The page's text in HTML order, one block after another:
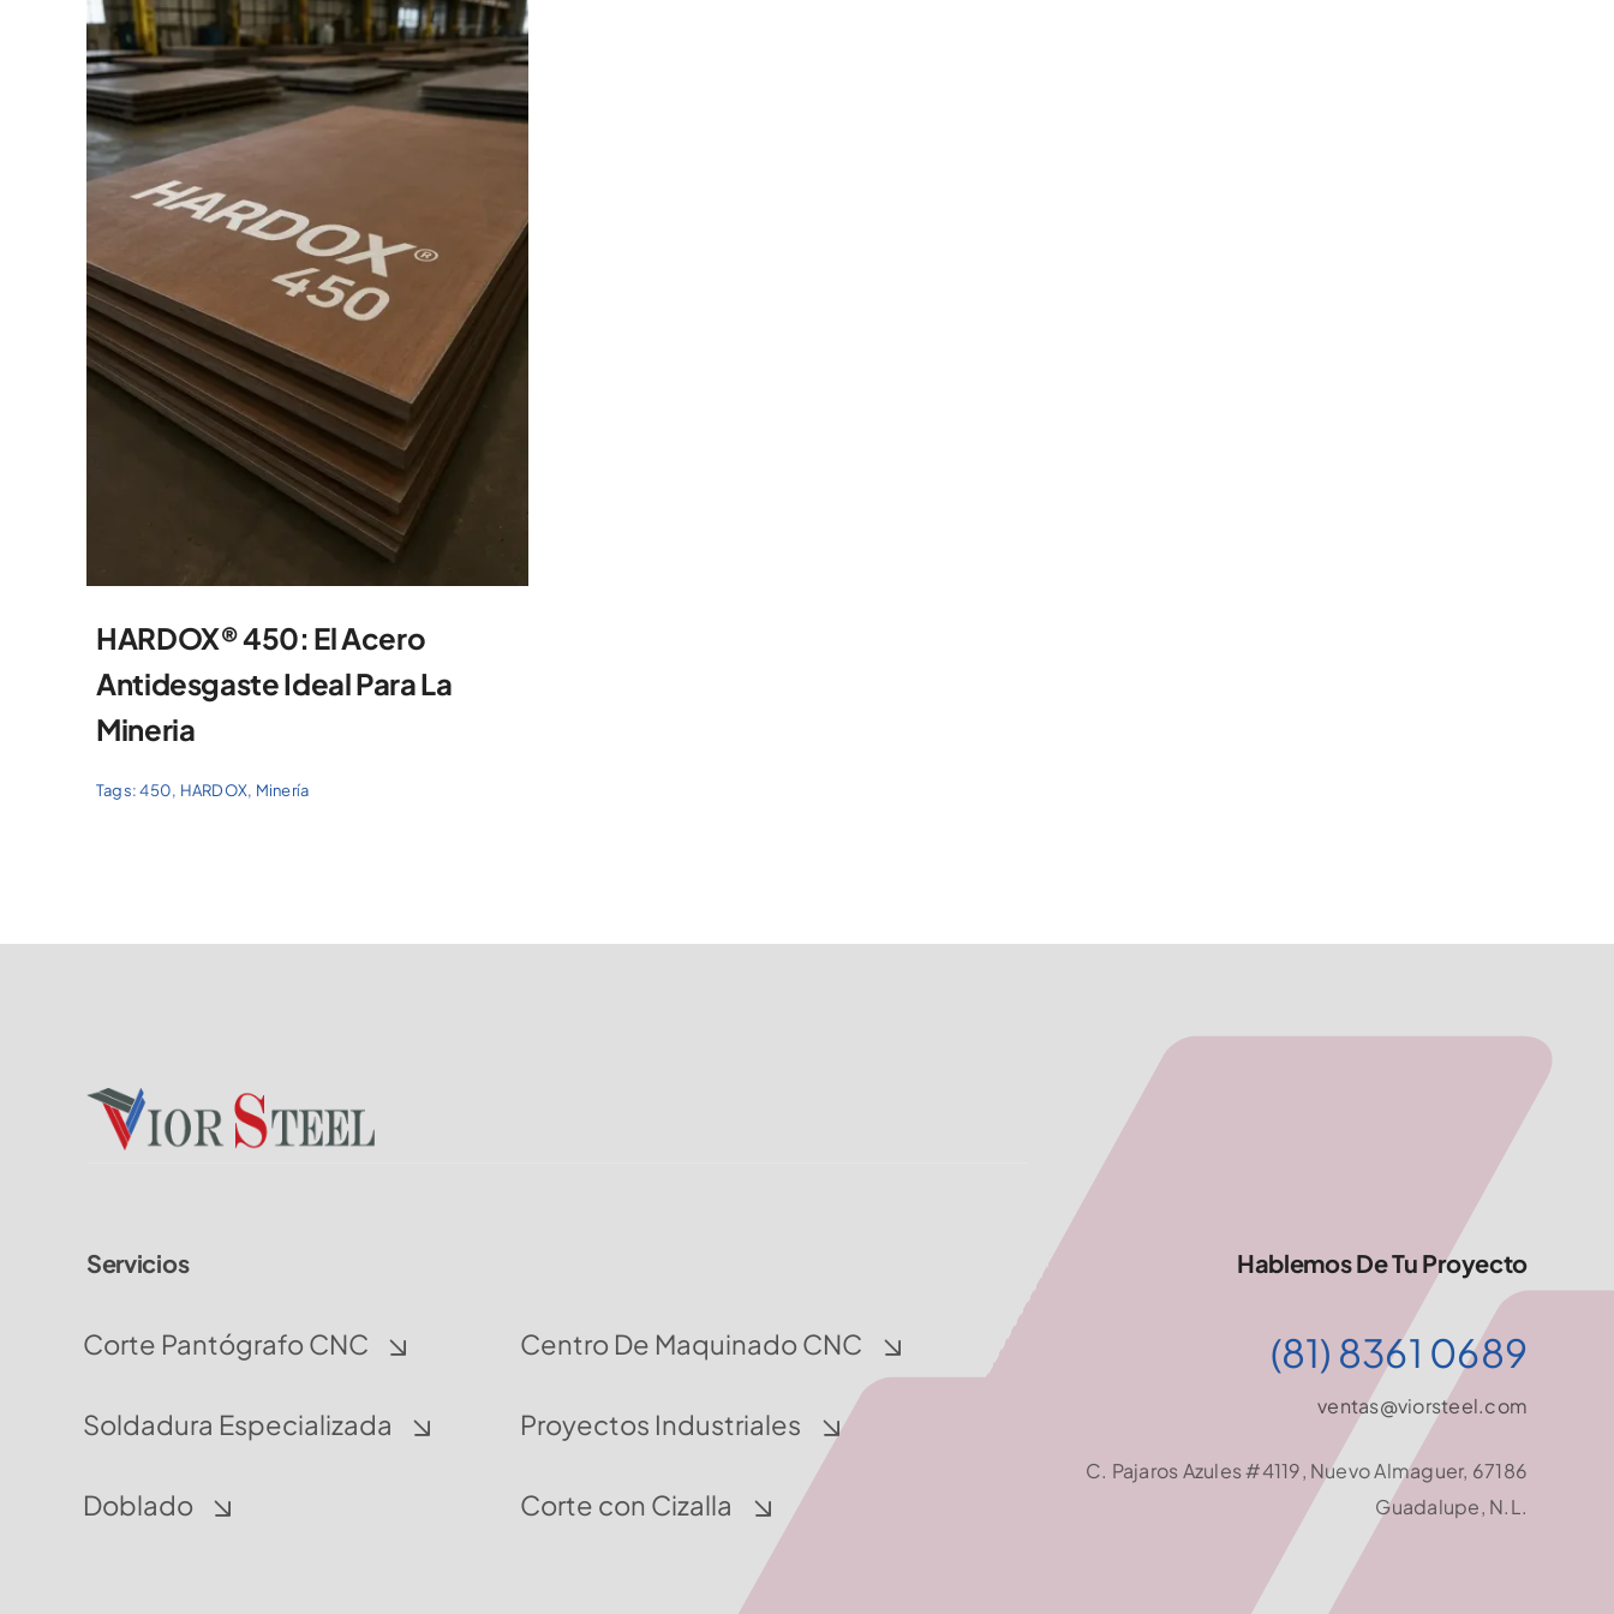
HARDOX® 450: El Acero
Antidesgaste Ideal Para La
Mineria
Tags:450, HARDOX, Minería
Servicios
Corte Pantógrafo CNC
Soldadura Especializada
Doblado
Centro De Maquinado CNC
Proyectos Industriales
Corte con Cizalla
Hablemos De Tu Proyecto
(81) 8361 0689
ventas@viorsteel.com
C. Pajaros Azules #4119, Nuevo Almaguer, 67186
Guadalupe, N.L.